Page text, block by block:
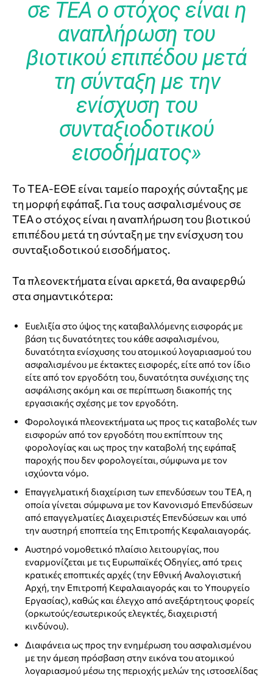
σε ΤΕΑ ο στόχος είναι η
αναπλήρωση του
βιοτικού επιπέδου μετά
τη σύνταξη με την
ενίσχυση του
συνταξιοδοτικού
εισοδήματος»
Το ΤΕΑ-ΕΘΕ είναι ταμείο παροχής σύνταξης με
τη μορφή εφάπαξ. Για τους ασφαλισμένους σε
ΤΕΑ ο στόχος είναι η αναπλήρωση του βιοτικού
επιπέδου μετά τη σύνταξη με την ενίσχυση του
συνταξιοδοτικού εισοδήματος.
Τα πλεονεκτήματα είναι αρκετά, θα αναφερθώ
στα σημαντικότερα:
Ευελιξία στο ύψος της καταβαλλόμενης εισφοράς με
βάση τις δυνατότητες του κάθε ασφαλισμένου,
δυνατότητα ενίσχυσης του ατομικού λογαριασμού του
ασφαλισμένου με έκτακτες εισφορές, είτε από τον ίδιο
είτε από τον εργοδότη του, δυνατότητα συνέχισης της
ασφάλισης ακόμη και σε περίπτωση διακοπής της
εργασιακής σχέσης με τον εργοδότη.
Φορολογικά πλεονεκτήματα ως προς τις καταβολές των
εισφορών από τον εργοδότη που εκπίπτουν της
φορολογίας και ως προς την καταβολή της εφάπαξ
παροχής που δεν φορολογείται, σύμφωνα με τον
ισχύοντα νόμο.
Επαγγελματική διαχείριση των επενδύσεων του ΤΕΑ, η
οποία γίνεται σύμφωνα με τον Κανονισμό Επενδύσεων
από επαγγελματίες Διαχειριστές Επενδύσεων και υπό
την αυστηρή εποπτεία της Επιτροπής Κεφαλαιαγοράς.
Αυστηρό νομοθετικό πλαίσιο λειτουργίας, που
εναρμονίζεται με τις Ευρωπαϊκές Οδηγίες, από τρεις
κρατικές εποπτικές αρχές (την Εθνική Αναλογιστική
Αρχή, την Επιτροπή Κεφαλαιαγοράς και το Υπουργείο
Εργασίας), καθώς και έλεγχο από ανεξάρτητους φορείς
(ορκωτούς/εσωτερικούς ελεγκτές, διαχειριστή
κινδύνου).
Διαφάνεια ως προς την ενημέρωση του ασφαλισμένου
με την άμεση πρόσβαση στην εικόνα του ατομικού
λογαριασμού μέσω της περιοχής μελών της ιστοσελίδας